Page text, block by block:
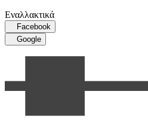
Εναλλακτικά
Facebook
Google